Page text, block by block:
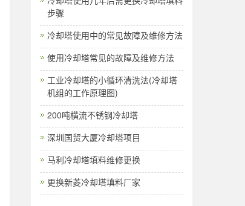
步骤
冷却塔使用中的常见故障及维修方法
使用冷却塔常见的故障及维修方法
工业冷却塔的小循环清洗法(冷却塔
机组的工作原理图)
200吨横流不锈钢冷却塔
深圳国贸大厦冷却塔项目
马利冷却塔填料维修更换
更换新菱冷却塔填料厂家